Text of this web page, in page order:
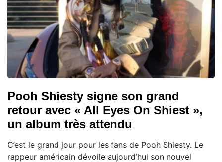
Pooh Shiesty signe son grand
retour avec « All Eyes On Shiest »,
un album très attendu
C’est le grand jour pour les fans de Pooh Shiesty. Le
rappeur américain dévoile aujourd’hui son nouvel